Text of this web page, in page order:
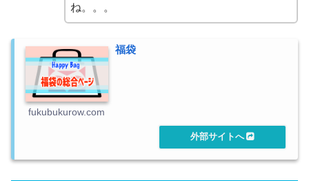
ね。。。
福袋
fukubukurow.com